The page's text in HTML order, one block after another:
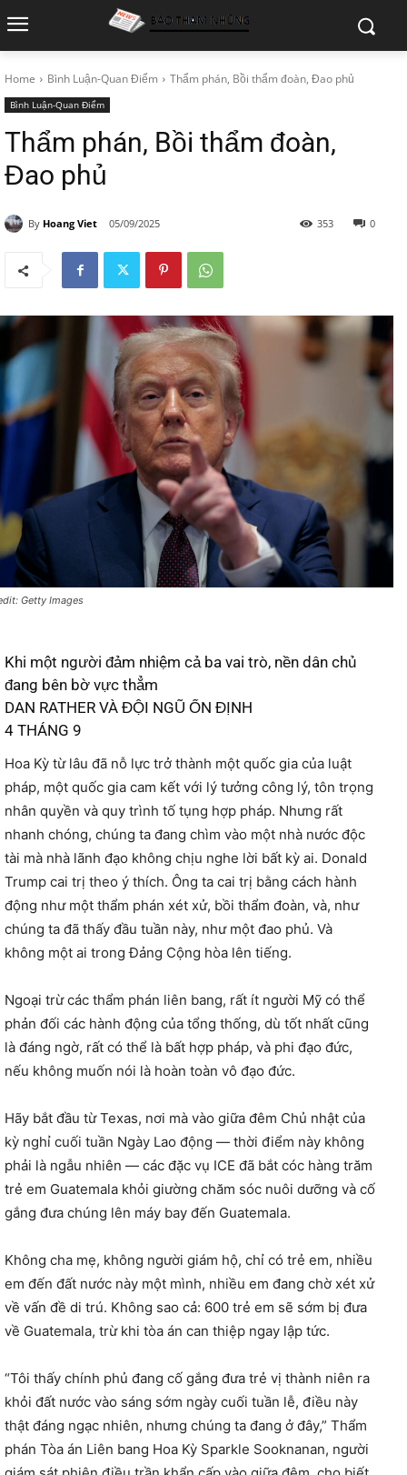
Home Bình Luận-Quan Điểm Thẩm phán, Bồi thẩm đoàn, Đao phủ
Bình Luận-Quan Điểm
Thẩm phán, Bồi thẩm đoàn,
Đao phủ
By Hoang Viet 05/09/2025 0
353
Getty Images
Khi một người đảm nhiệm cả ba vai trò, nền dân chủ
đang bên bờ vực thẳm
DAN RATHER VÀ ĐỘI NGŨ ỔN ĐỊNH
4 THÁNG 9
Hoa Kỳ từ lâu đã nỗ lực trở thành một quốc gia của luật
pháp, một quốc gia cam kết với lý tưởng công lý, tôn trọng
nhân quyền và quy trình tố tụng hợp pháp. Nhưng rất
nhanh chóng, chúng ta đang chìm vào một nhà nước độc
tài mà nhà lãnh đạo không chịu nghe lời bất kỳ ai. Donald
Trump cai trị theo ý thích. Ông ta cai trị bằng cách hành
động như một thẩm phán xét xử, bồi thẩm đoàn, và, như
chúng ta đã thấy đầu tuần này, như một đao phủ. Và
không một ai trong Đảng Cộng hòa lên tiếng.
Ngoại trừ các thẩm phán liên bang, rất ít người Mỹ có thể
phản đối các hành động của tổng thống, dù tốt nhất cũng
là đáng ngờ, rất có thể là bất hợp pháp, và phi đạo đức,
nếu không muốn nói là hoàn toàn vô đạo đức.
Hãy bắt đầu từ Texas, nơi mà vào giữa đêm Chủ nhật của
kỳ nghỉ cuối tuần Ngày Lao động — thời điểm này không
phải là ngẫu nhiên — các đặc vụ ICE đã bắt cóc hàng trăm
trẻ em Guatemala khỏi giường chăm sóc nuôi dưỡng và cố
gắng đưa chúng lên máy bay đến Guatemala.
Không cha mẹ, không người giám hộ, chỉ có trẻ em, nhiều
em đến đất nước này một mình, nhiều em đang chờ xét xử
về vấn đề di trú. Không sao cả: 600 trẻ em sẽ sớm bị đưa
về Guatemala, trừ khi tòa án can thiệp ngay lập tức.
“Tôi thấy chính phủ đang cố gắng đưa trẻ vị thành niên ra
khỏi đất nước vào sáng sớm ngày cuối tuần lễ, điều này
thật đáng ngạc nhiên, nhưng chúng ta đang ở đây,” Thẩm
phán Tòa án Liên bang Hoa Kỳ Sparkle Sooknanan, người